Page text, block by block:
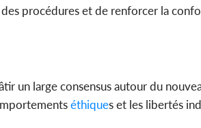
procédures et de renforcer la
un large consensus autour du
éthiques et les libertés